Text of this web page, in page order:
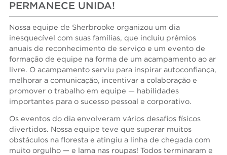
PERMANECE UNIDA!
Nossa equipe de Sherbrooke organizou um dia
inesquecível com suas famílias, que incluiu prêmios
anuais de reconhecimento de serviço e um evento de
formação de equipe na forma de um acampamento ao ar
livre. O acampamento serviu para inspirar autoconfiança,
melhorar a comunicação, incentivar a colaboração e
promover o trabalho em equipe — habilidades
importantes para o sucesso pessoal e corporativo.
Os eventos do dia envolveram vários desafios físicos
divertidos. Nossa equipe teve que superar muitos
obstáculos na floresta e atingiu a linha de chegada com
muito orgulho — e lama nas roupas! Todos terminaram e